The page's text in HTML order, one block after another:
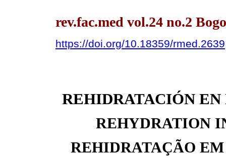
rev.fac.med vol.24 no.2
https://doi.org/10.18359/rmed.2639
REHIDRATACIÓN
REHYDRATION
REHIDRATAÇÃO